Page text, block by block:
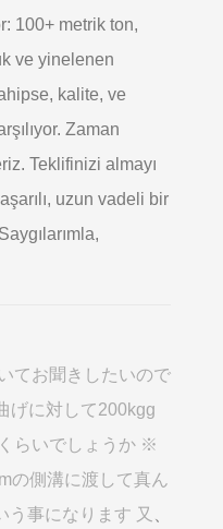
100+ metrik ton,
ve yinelenen
kalite, ve
Zaman
Teklifinizi almayı
uzun vadeli bir
てお聞きしたいので
げに対して200kgg
らいでしょうか ※
の側溝に渡して真ん
う事になります 又